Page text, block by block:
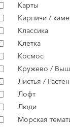
Карты
Кирпичи /
Классика
Клетка
Космос
Кружево /
Листья /
Лофт
Люди
Морская